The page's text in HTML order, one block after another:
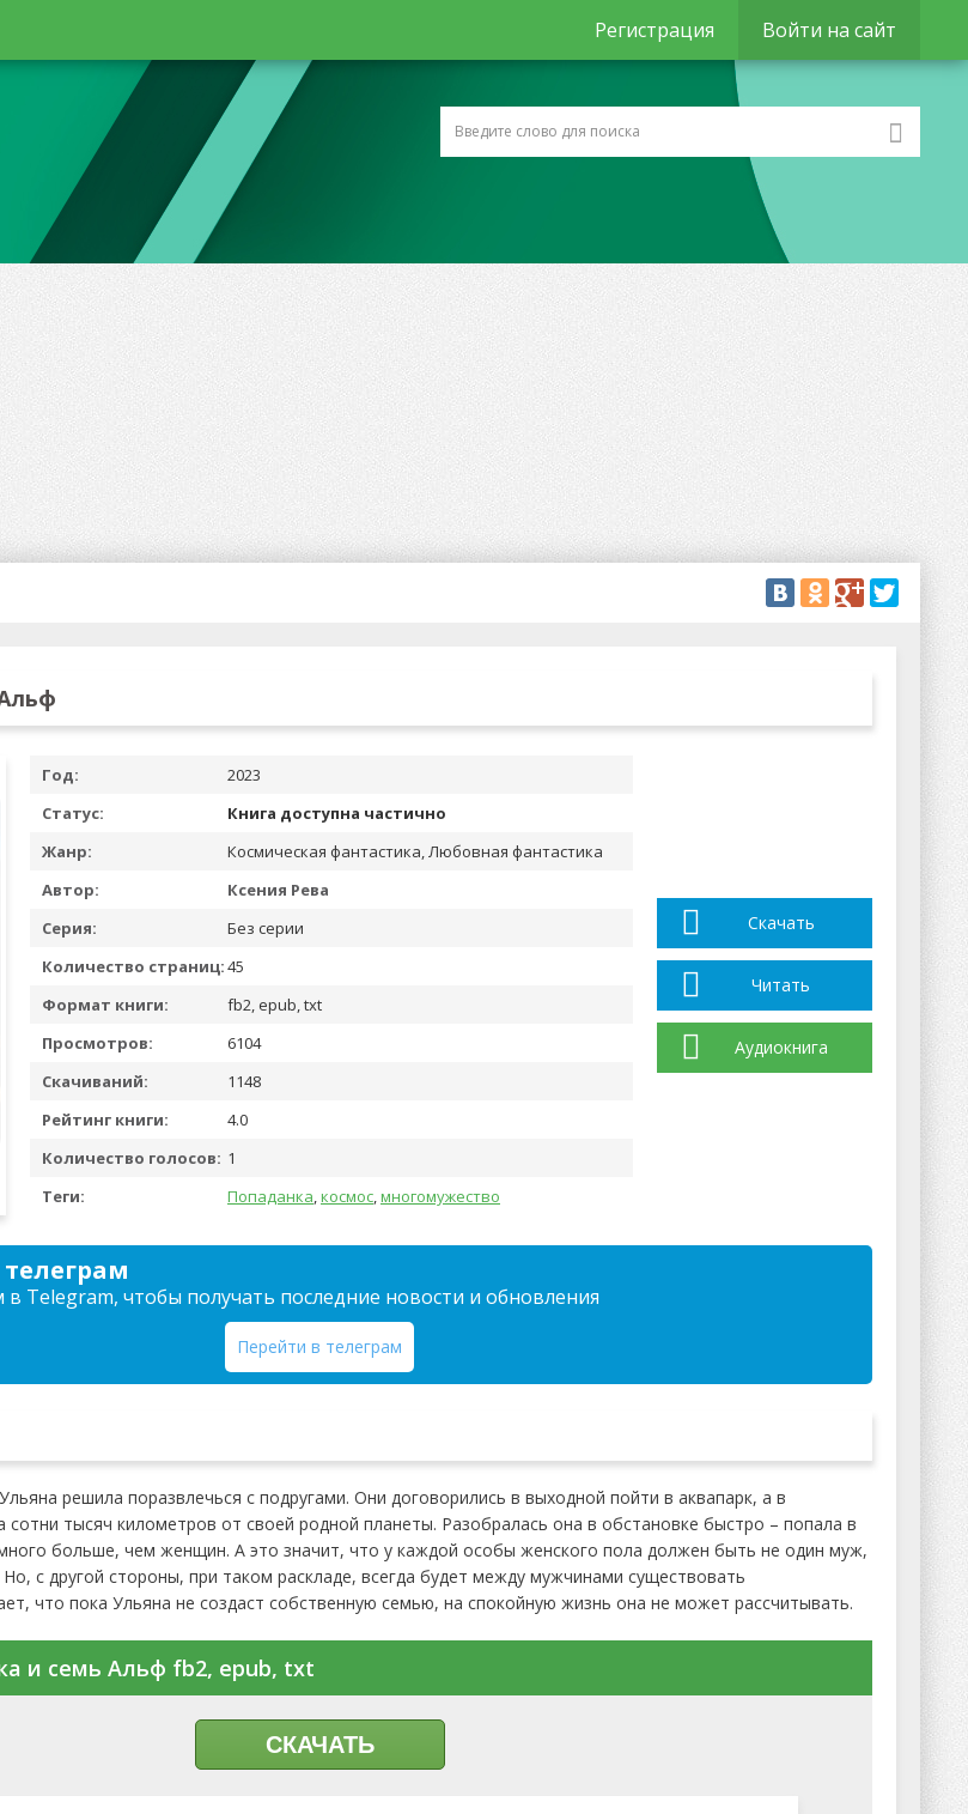
Регистрация Войти на сайт
Год:
2023
Статус:
Книга доступна частично
Жанр:
Космическая фантастика, Любовная фантастика
Автор:
Ксения Рева
Серия:
Без серии
Количество страниц:45
Формат книги:
fb2, epub, txt
Просмотров:
6104
Скачиваний:
1148
Рейтинг книги:
4.0
Количество голосов: 1
Теги:
Попаданка,космос,многомужество
Скачать
Читать
Аудиокнига
Telegram, чтобы получать последние новости и обновления
Перейти в телеграм
решила поразвлечься с подругами. Они договорились в выходной пойти в аквапарк, а в
сотни тысяч километров от своей родной планеты. Разобралась она в обстановке быстро – попала в
больше, чем женщин. А это значит, что у каждой особы женского пола должен быть не один муж,
с другой стороны, при таком раскладе, всегда будет между мужчинами существовать
что пока Ульяна не создаст собственную семью, на спокойную жизнь она не может рассчитывать.
и семь Альф fb2, epub, txt
СКАЧАТЬ